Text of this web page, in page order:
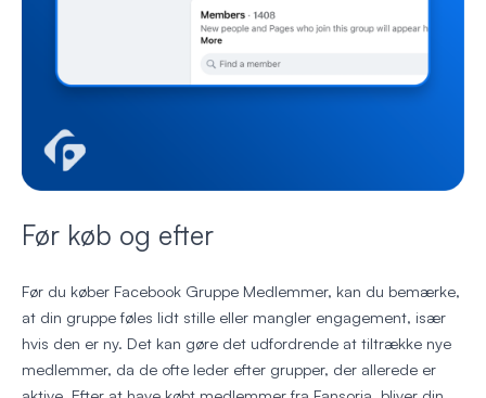
Før køb og efter
Før du køber Facebook Gruppe Medlemmer, kan du bemærke,
at din gruppe føles lidt stille eller mangler engagement, især
hvis den er ny. Det kan gøre det udfordrende at tiltrække nye
medlemmer, da de ofte leder efter grupper, der allerede er